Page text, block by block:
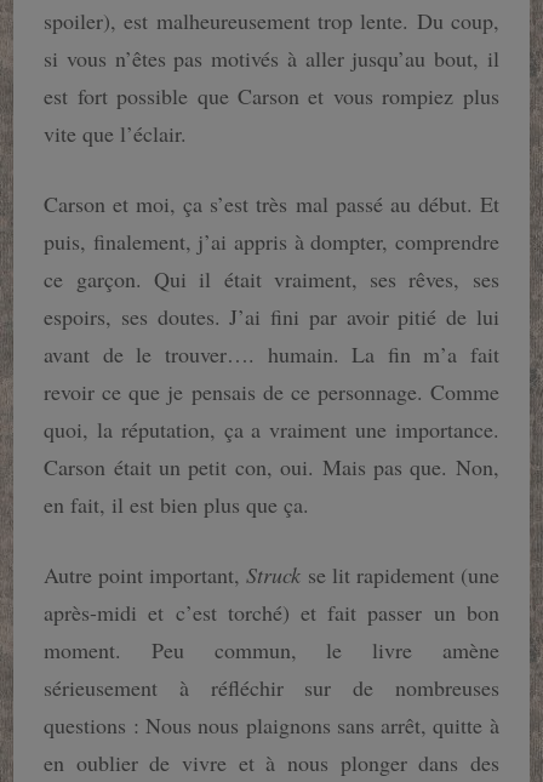
spoiler), est malheureusement trop lente. Du coup,
si vous n’êtes pas motivés à aller jusqu’au bout, il
est fort possible que Carson et vous rompiez plus
vite que l’éclair.
Carson et moi, ça s’est très mal passé au début. Et
puis, finalement, j’ai appris à dompter, comprendre
ce garçon. Qui il était vraiment, ses rêves, ses
espoirs, ses doutes. J’ai fini par avoir pitié de lui
avant de le trouver…. humain. La fin m’a fait
revoir ce que je pensais de ce personnage. Comme
quoi, la réputation, ça a vraiment une importance.
Carson était un petit con, oui. Mais pas que. Non,
en fait, il est bien plus que ça.
Autre point important,Struck se lit rapidement (une
après-midi et c’est torché) et fait passer un bon
moment. Peu commun, le livre amène
sérieusement à réfléchir sur de nombreuses
questions : Nous nous plaignons sans arrêt, quitte à
en oublier de vivre et à nous plonger dans des